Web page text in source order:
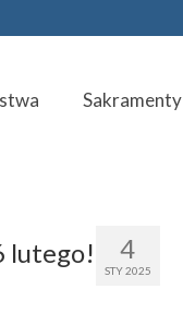
Sakramenty
4
STY 2025
lutego!